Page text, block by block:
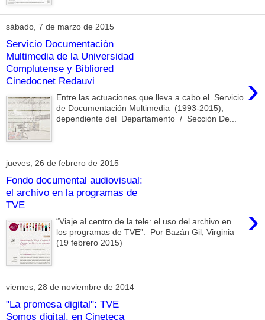
sábado, 7 de marzo de 2015
Servicio Documentación
Multimedia de la Universidad
Complutense y Bibliored
Cinedocnet Redauvi
›
Entre las actuaciones que lleva a cabo el Servicio
de Documentación Multimedia (1993-2015),
dependiente del Departamento / Sección De...
jueves, 26 de febrero de 2015
Fondo documental audiovisual:
el archivo en la programas de
TVE
›
“Viaje al centro de la tele: el uso del archivo en
los programas de TVE”. Por Bazán Gil, Virginia
(19 febrero 2015)
viernes, 28 de noviembre de 2014
"La promesa digital": TVE
Somos digital, en Cineteca